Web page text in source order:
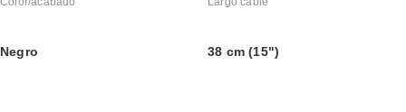
Negro 38 cm (15")